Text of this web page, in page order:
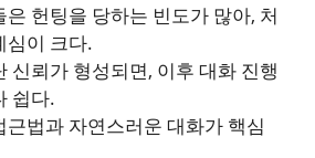
은 헌팅을 당하는 빈도가 많아, 처
심이 크다.
신뢰가 형성되면, 이후 대화 진행
쉽다.
근법과 자연스러운 대화가 핵심